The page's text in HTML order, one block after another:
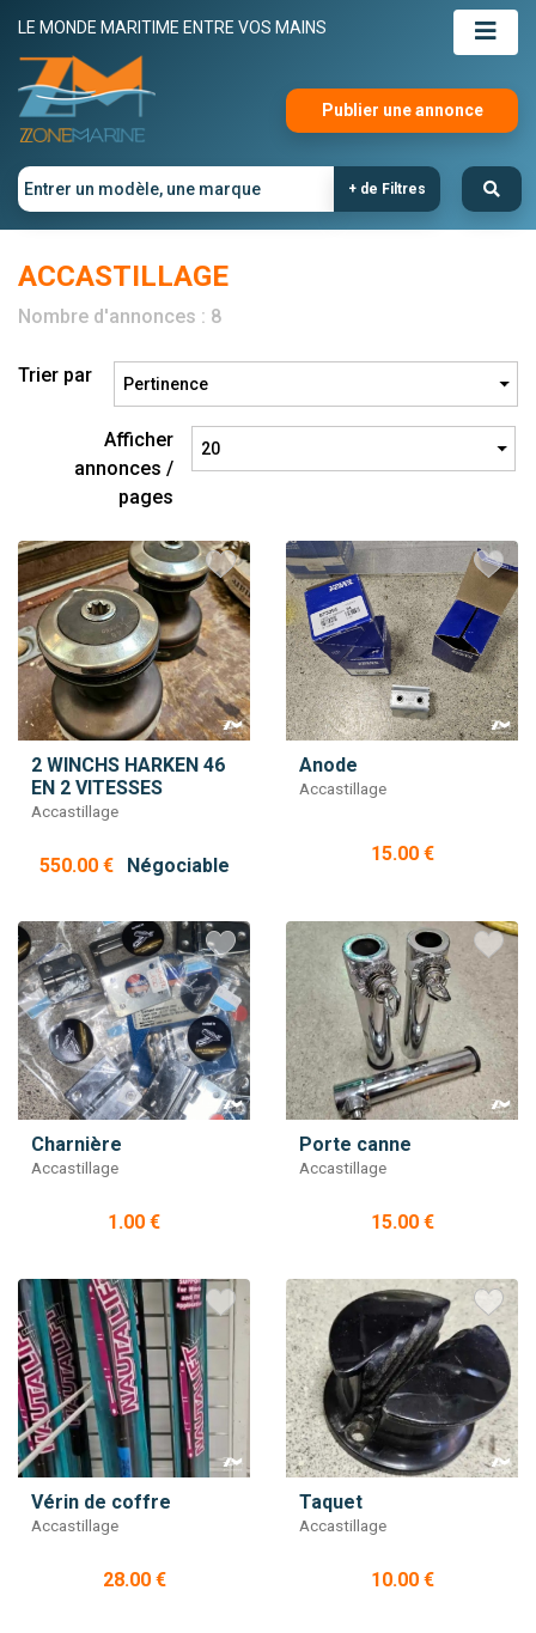
LE MONDE MARITIME ENTRE VOS MAINS
Publier une annonce
+ de Filtres
ACCASTILLAGE
Nombre d'annonces : 8
Trier par
Afficher
annonces /
pages
2 WINCHS HARKEN 46
EN 2 VITESSES
Accastillage
550.00 € Négociable
Anode
Accastillage
15.00 €
Charnière
Accastillage
1.00 €
Porte canne
Accastillage
15.00 €
Vérin de coffre
Accastillage
28.00 €
Taquet
Accastillage
10.00 €